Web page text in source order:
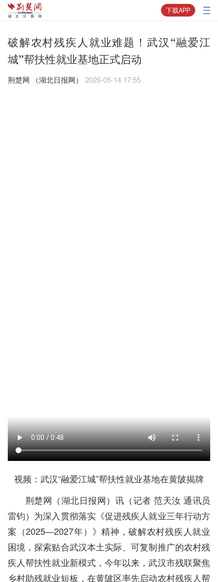
下载APP
破解农村残疾人就业难题！武汉“融爱江
城”帮扶性就业基地正式启动
荆楚网 ​（湖北日报网） 2026-05-14 17:55
视频：武汉“融爱江城”帮扶性就业基地在黄陂揭牌
荆楚网（湖北日报网）讯（记者 范天汝 通讯员
雷钧）为深入贯彻落实《促进残疾人就业三年行动方
案（2025—2027年）》精神，破解农村残疾人就业
困境，探索贴合武汉本土实际、可复制推广的农村残
疾人帮扶性就业新模式，今年以来，武汉市残联聚焦
乡村助残就业短板，在黄陂区率先启动农村残疾人帮